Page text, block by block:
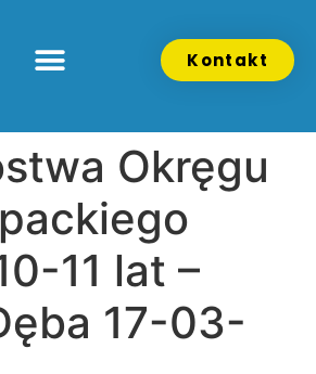
Kontakt
Okręgu
11 lat –
17-03-